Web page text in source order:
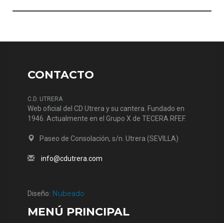
CONTACTO
C.D. UTRERA
Web oficial del CD Utrera y su cantera. Fundado en
1946. Actualmente en el Grupo X de TECERA RFEF.
Paseo de Consolación, s/n. Utrera (SEVILLA)
info@cdutrera.com
Diseño: Nubeado
MENÚ PRINCIPAL